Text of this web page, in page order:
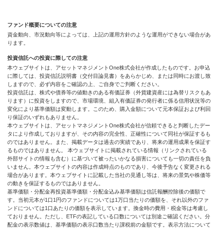
ファンド概要についての注意
資金動向、市況動向等によっては、上記の運用方針のような運用ができない場合があ
ります。
投資信託への投資に際しての注意
本ウェブサイトは、アセットマネジメントOne株式会社が作成したものです。お申込
に際しては、投資信託説明書（交付目論見書）をあらかじめ、または同時にお渡し致
しますので、必ず内容をご確認の上、ご自身でご判断ください。
投資信託は、株式や債券等の値動きのある有価証券（外貨建資産には為替リスクもあ
ります）に投資をしますので、市場環境、組入有価証券の発行者に係る信用状況等の
変化により基準価額は変動します。このため、購入金額について元本保証および利回
り保証のいずれもありません。
本ウェブサイトは、アセットマネジメントOne株式会社が信頼できると判断したデー
タにより作成しておりますが、その内容の完全性、正確性について同社が保証するも
のではありません。また、掲載データは過去の実績であり、将来の運用成果を保証す
るものではありません。 本ウェブサイトに掲載されている情報（リンクされている
外部サイトの情報も含む）に基づいて被ったいかなる損害についても一切の責任を負
いません。本ウェブサイトの内容は作成時点のものであり、今後予告なく変更される
場合があります。本ウェブサイトに記載した当社の見通し等は、将来の景気や株価等
の動きを保証するものではありません。
基準価額・分配金再投資基準価額・分配金込み基準価額は信託報酬控除後の価額で
す。当初元本が1口1円のファンドについては1万口当たりの価額を、それ以外のファ
ンドについては1口あたりの価額を表示しています。換金時の費用・税金等は考慮し
ておりません。ただし、ETFの表記している口数については別途ご確認ください。分
配金の表示数値は、基準価額の表示口数当たり課税前の金額です。表示方法について